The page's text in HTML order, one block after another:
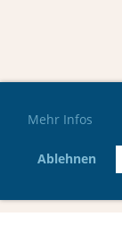
Mehr Infos
Ablehnen